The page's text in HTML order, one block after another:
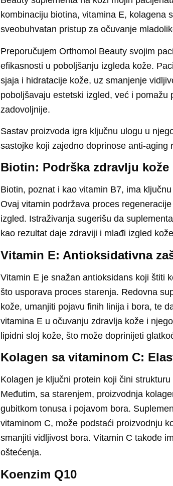
kombinaciju biotina, vitamina E, kolagena
sveobuhvatan pristup za očuvanje
Preporučujem Orthomol Beauty svojim
efikasnosti u poboljšanju izgleda kože.
sjaja i hidratacije kože, uz smanjenje
poboljšavaju estetski izgled, već i
zadovoljnije.
Sastav proizvoda igra ključnu ulogu u
sastojke koji zajedno doprinose anti-aging
Biotin: Podrška zdravlju kože
Biotin, poznat i kao vitamin B7, ima
Ovaj vitamin podržava proces
izgled. Istraživanja sugerišu da
kao rezultat daje zdraviji i mlađi izgled
Vitamin E: Antioksidativna
Vitamin E je snažan antioksidans koji štiti
što usporava proces starenja. Redovna
kože, umanjiti pojavu finih linija i bora, te
vitamina E u očuvanju zdravlja kože i
lipidni sloj kože, što može doprinijeti
Kolagen sa vitaminom C:
Kolagen je ključni protein koji čini
Međutim, sa starenjem, proizvodnja
gubitkom tonusa i pojavom bora.
vitaminom C, može podstaći proizvodnju
smanjiti vidljivost bora. Vitamin C takođe
oštećenja.
Koenzim Q10